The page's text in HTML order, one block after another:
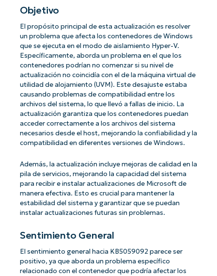
Objetivo
El propósito principal de esta actualización es resolver
un problema que afecta los contenedores de Windows
que se ejecuta en el modo de aislamiento Hyper-V.
Específicamente, aborda un problema en el que los
contenedores podrían no comenzar si su nivel de
actualización no coincidía con el de la máquina virtual de
utilidad de alojamiento (UVM). Este desajuste estaba
causando problemas de compatibilidad entre los
archivos del sistema, lo que llevó a fallas de inicio. La
actualización garantiza que los contenedores puedan
acceder correctamente a los archivos del sistema
necesarios desde el host, mejorando la confiabilidad y la
compatibilidad en diferentes versiones de Windows.
Además, la actualización incluye mejoras de calidad en la
pila de servicios, mejorando la capacidad del sistema
para recibir e instalar actualizaciones de Microsoft de
manera efectiva. Esto es crucial para mantener la
estabilidad del sistema y garantizar que se puedan
instalar actualizaciones futuras sin problemas.
Sentimiento General
El sentimiento general hacia KB5059092 parece ser
positivo, ya que aborda un problema específico
relacionado con el contenedor que podría afectar los